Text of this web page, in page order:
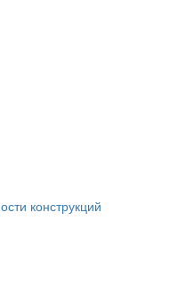
конструкций